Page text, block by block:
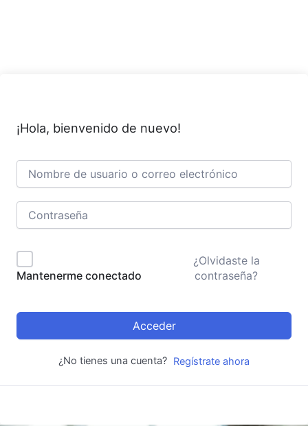
¡Hola, bienvenido de nuevo!
Mantenerme conectado
¿Olvidaste la
contraseña?
Acceder
¿No tienes una cuenta? Regístrate ahora